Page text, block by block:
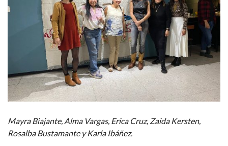
Mayra Biajante, Alma Vargas, Erica Cruz, Zaida Kersten,
Rosalba Bustamante y Karla Ibáñez.